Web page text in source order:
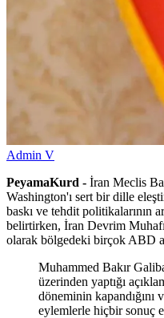
Admin V
PeyamaKurd - İran Meclis
Washington'ı sert bir dille
baskı ve tehdit politikalarının
belirtirken, İran Devrim
olarak bölgedeki birçok ABD
Muhammed Bakır
üzerinden yaptığı
döneminin kapandığını
eylemlerle hiçbir sonuç